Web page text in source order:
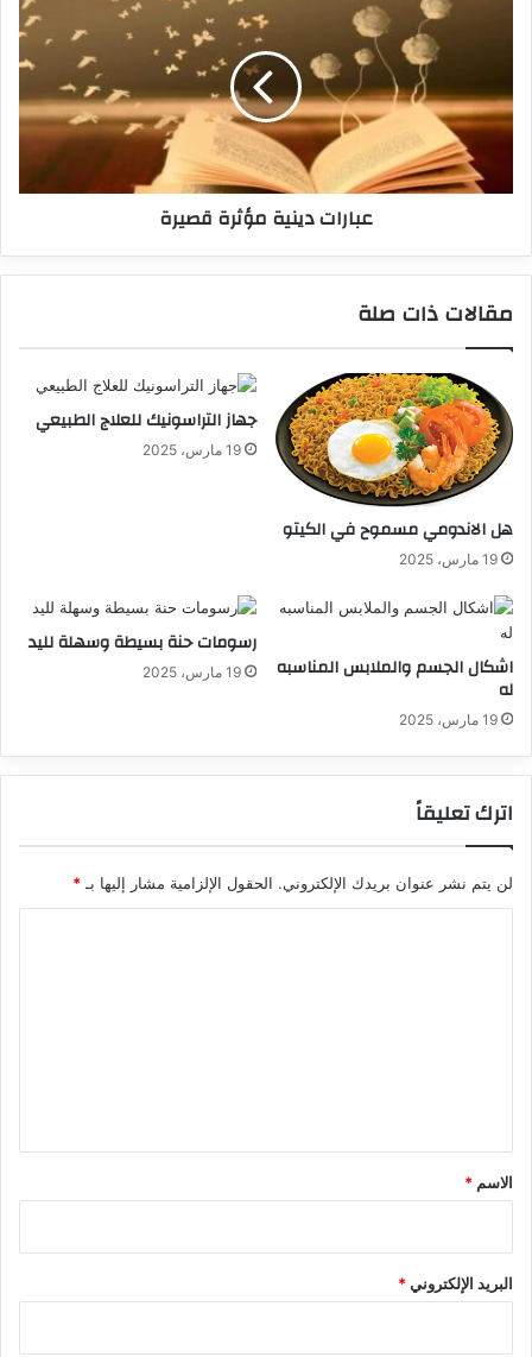
عبارات دينية مؤثرة قصيرة
مقالات ذات صلة
هل الاندومي مسموح في الكيتو
19 مارس، 2025
جهاز التراسونيك للعلاج الطبيعي
19 مارس، 2025
اشكال الجسم والملابس المناسبه
له
19 مارس، 2025
رسومات حنة بسيطة وسهلة لليد
19 مارس، 2025
اترك تعليقاً
لن يتم نشر عنوان بريدك الإلكتروني. الحقول الإلزامية مشار إليها بـ *
*
الاسم *
البريد الإلكتروني*